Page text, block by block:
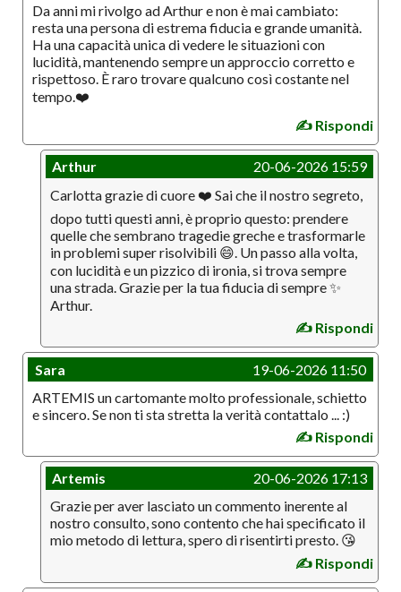
Da anni mi rivolgo ad Arthur e non è mai cambiato:
resta una persona di estrema fiducia e grande umanità.
Ha una capacità unica di vedere le situazioni con
lucidità, mantenendo sempre un approccio corretto e
rispettoso. È raro trovare qualcuno così costante nel
tempo.❤️
✍️ Rispondi
Arthur
20-06-2026 15:59
Carlotta grazie di cuore ❤️ Sai che il nostro segreto,
dopo tutti questi anni, è proprio questo: prendere
quelle che sembrano tragedie greche e trasformarle
in problemi super risolvibili 😄. Un passo alla volta,
con lucidità e un pizzico di ironia, si trova sempre
una strada. Grazie per la tua fiducia di sempre ✨
Arthur.
✍️ Rispondi
Sara
19-06-2026 11:50
ARTEMIS un cartomante molto professionale, schietto
e sincero. Se non ti sta stretta la verità contattalo ... :)
✍️ Rispondi
Artemis
20-06-2026 17:13
Grazie per aver lasciato un commento inerente al
nostro consulto, sono contento che hai specificato il
mio metodo di lettura, spero di risentirti presto. 😘
✍️ Rispondi